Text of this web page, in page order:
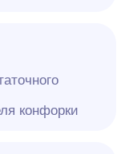
конфорки